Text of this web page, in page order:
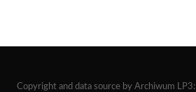
Copyright and data source by Archiwum LP3: